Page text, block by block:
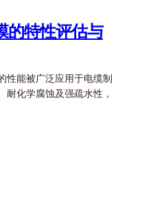
的特性评估与
性能被广泛应用于电缆制
耐化学腐蚀及强疏水性，